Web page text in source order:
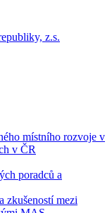
z.s.
místního rozvoje v
v ČR
poradců a
zkušeností mezi